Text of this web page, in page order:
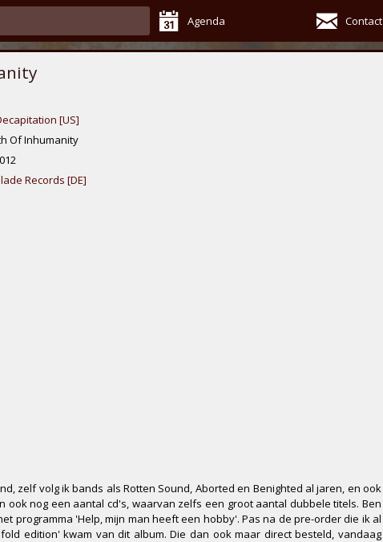
Agenda Contact
[US]
Of Inhumanity
Records [DE]
zelf volg ik bands als Rotten Sound, Aborted en Benighted al jaren, en ook
nog een aantal cd's, waarvan zelfs een groot aantal dubbele titels. Ben
programma 'Help, mijn man heeft een hobby'. Pas na de pre-order die ik al
edition' kwam van dit album. Die dan ook maar direct besteld, vandaag